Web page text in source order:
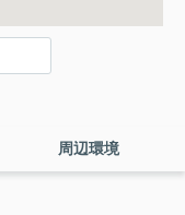
周辺環境